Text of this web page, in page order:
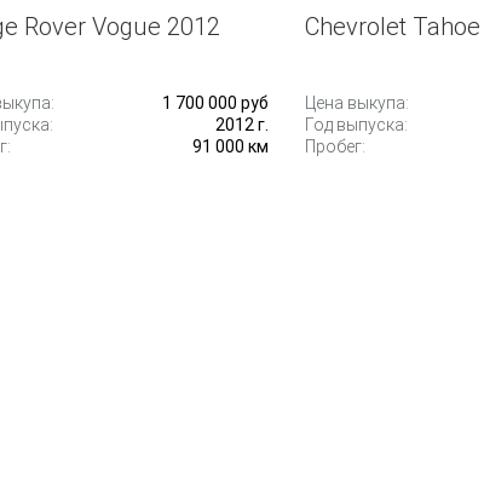
Rover Vogue 2012
1 700 000 руб
2012 г.
91 000 км
Chevrolet
Цена выкупа:
Год выпуска:
Пробег: